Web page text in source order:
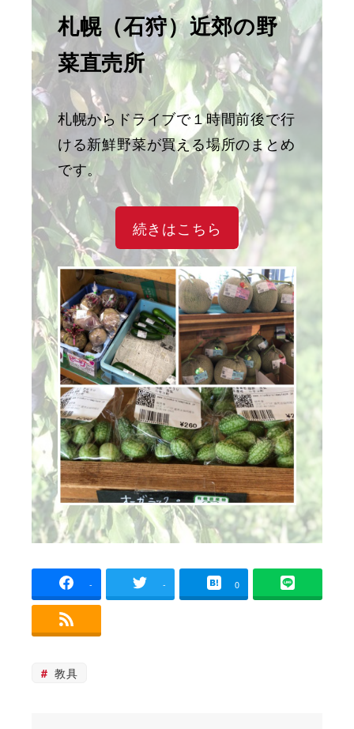
札幌（石狩）近郊の野
菜直売所
札幌からドライブで１時間前後で行
ける新鮮野菜が買える場所のまとめ
です。
続きはこちら
- - 0
教具